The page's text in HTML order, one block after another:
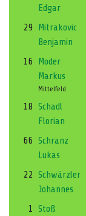
Edgar
29
Mitrakovic
Benjamin
16
Moder
Markus
Mittelfeld
18 Schadl
Florian
66 Schranz
Lukas
22 Schwärzler
Johannes
1 Stoß